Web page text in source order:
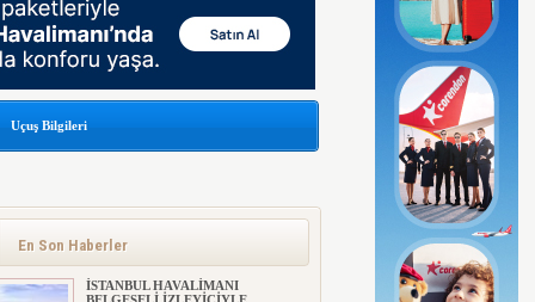
Uçuş Bilgileri
En Son Haberler
İSTANBUL HAVALİMANI